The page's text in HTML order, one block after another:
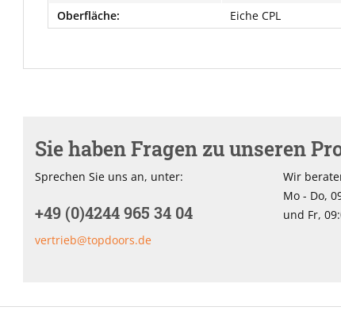
Oberfläche:
Eiche CPL
Sie haben Fragen zu unseren
Sprechen Sie uns an, unter:
+49 (0)4244 965 34 04
vertrieb@topdoors.de
Wir
Mo - Do,
und Fr,